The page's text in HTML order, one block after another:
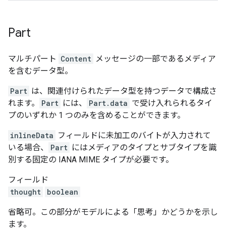
Part
マルチパート Content メッセージの一部であるメディア
を含むデータ型。
Part は、関連付けられたデータ型を持つデータで構成さ
れます。
Part には、 Part.data で受け入れられるタイ
プのいずれか 1 つのみを含めることができます。
inlineData フィールドに未加工のバイトが入力されて
いる場合、
Part にはメディアのタイプとサブタイプを識
別する固定の IANA MIME タイプが必要です。
フィールド
thought
boolean
省略可。この部分がモデルによる「思考」かどうかを示し
ます。